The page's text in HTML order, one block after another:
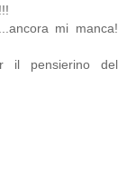
mi manca!
il pensierino del